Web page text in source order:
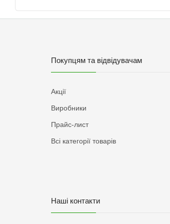
Покупцям та відвідувачам
Акції
Виробники
Прайс-лист
Всі категорії товарів
Наші контакти